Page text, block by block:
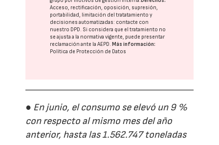
Acceso, rectificación, oposición, supresión,
portabilidad, limitación del tratatamiento y
decisiones automatizadas: contacte con
nuestro DPD. Si considera que el tratamiento no
se ajusta a la normativa vigente, puede presentar
reclamación ante laAEPD. Más información:
Política de Protección de Datos
● En junio, el consumo se elevó un 9 %
con respecto al mismo mes del año
anterior, hasta las 1.562.747 toneladas